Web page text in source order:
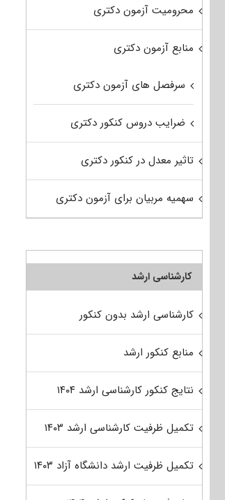
محرومیت آزمون دکتری
منابع آزمون دکتری
سرفصل های آزمون دکتری
ضرایب دروس کنکور دکتری
تاثیر معدل در کنکور دکتری
سهمیه مربیان برای آزمون دکتری
کارشناسی ارشد
کارشناسی ارشد بدون کنکور
منابع کنکور ارشد
نتایج کنکور کارشناسی ارشد ۱۴۰۴
تکمیل ظرفیت کارشناسی ارشد ۱۴۰۳
تکمیل ظرفیت ارشد دانشگاه آزاد ۱۴۰۳